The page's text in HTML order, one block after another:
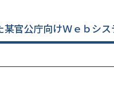
某官公庁向けＷｅｂシス